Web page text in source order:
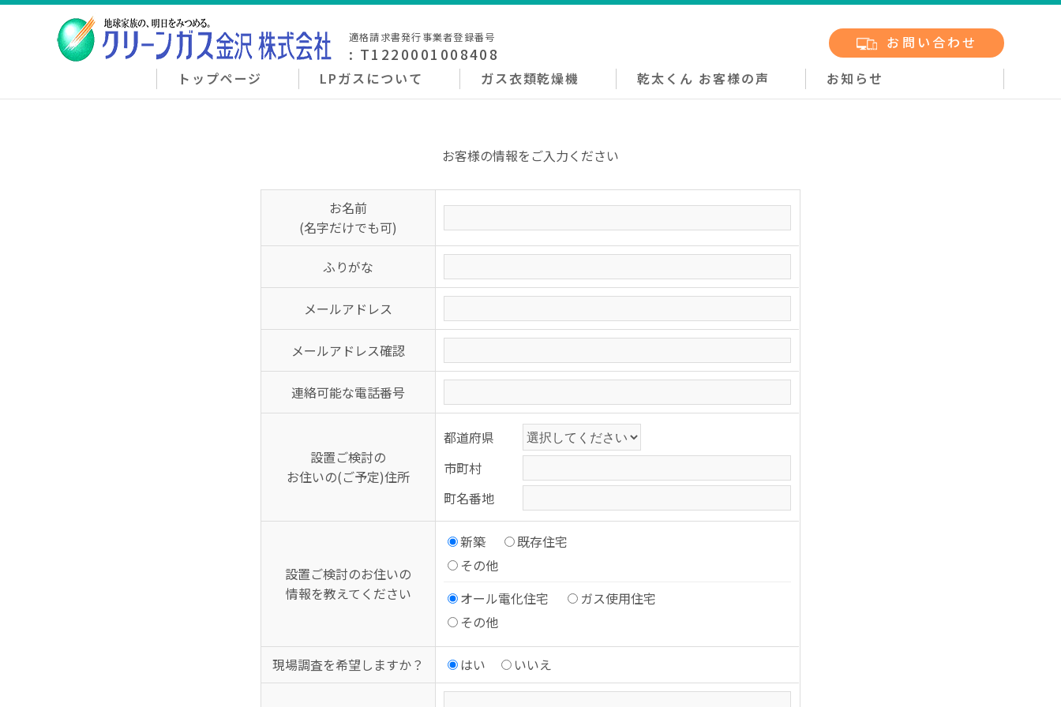
適格請求書発行事業者登録番号
: T1220001008408
お問い合わせ
トップページ
LPガスについて ガス衣類乾燥機 乾太くん お客様の声 お知らせ
お客様の情報をご入力ください
お名前
(名字だけでも可)
ふりがな
メールアドレス
メールアドレス確認
連絡可能な電話番号
設置ご検討の
お住いの(ご予定)住所
都道府県
市町村
町名番地
設置ご検討のお住いの
情報を教えてください
新築
既存住宅
その他
オール電化住宅
ガス使用住宅
その他
現場調査を希望しますか？ はい いいえ